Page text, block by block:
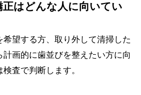
はどんな人に向いてい
希望する方、取り外して清掃した
計画的に歯並びを整えたい方に向
査で判断します。